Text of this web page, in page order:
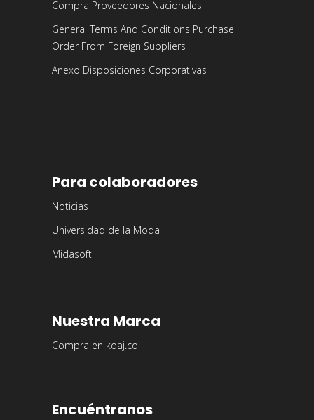
Compra Proveedores Nacionales
General Terms And Conditions Purchase
Order From Foreign Suppliers
Anexo Disposiciones Corporativas
Para colaboradores
Noticias
Universidad de la Moda
Midasoft
Nuestra Marca
Compra en koaj.co
Encuéntranos